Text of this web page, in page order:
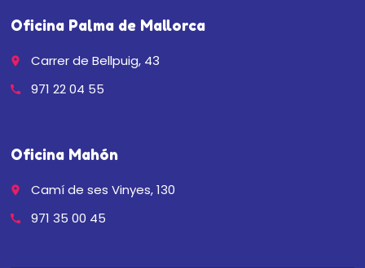
Oficina Palma de Mallorca
place Carrer de Bellpuig, 43
call 971 22 04 55
Oficina Mahón
place Camí de ses Vinyes, 130
call 971 35 00 45